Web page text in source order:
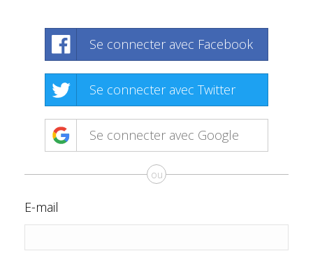
Se connecter avec Facebook
Se connecter avec Twitter
Se connecter avec Google
ou
E-mail